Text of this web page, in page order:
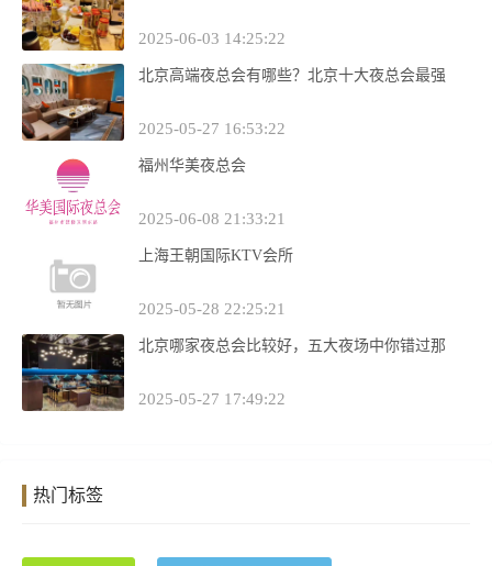
2025-06-03 14:25:22
北京高端夜总会有哪些？北京十大夜总会最强
2025-05-27 16:53:22
福州华美夜总会
2025-06-08 21:33:21
上海王朝国际KTV会所
2025-05-28 22:25:21
北京哪家夜总会比较好，五大夜场中你错过那
2025-05-27 17:49:22
热门标签